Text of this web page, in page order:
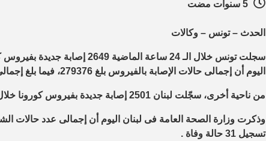
الحدث – تونس – وكالات
اليوم أن إجمالى حالات الإصابة بالفيروس بلغ 279376، فيما بلغ إجمالى الوفيات 9553.
من ناحية أخرى، سجّلت لبنان 2501 إصابة جديدة بفيروس كورونا خلال الـ 24 ساعة الماضية ليرتفع عدد الإصابات فيها إلى 504800.
تسجيل 31 حالة وفاة .